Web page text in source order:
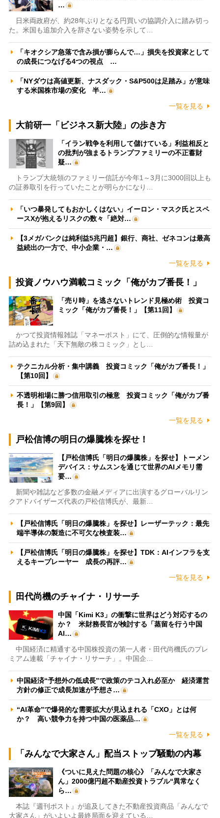
…
日米両政府が、約28年ぶりとなる円買いの協調介入に踏み切っ
た。米国も追加介入を辞さない姿勢を示して…
「キオクシア急落で含み損が膨らんで…」損失を投資家として
の成長につなげる4つの視点 …
「NYダウは高値更新、ナスダック・S&P500は足踏み」が意味
する米国株市場の変化 半…
一覧を見る
大前研一「ビジネス新大陸」の歩き方
「イラン戦争を利用して儲けている」利益相反と
の批判が強まるトランプファミリーの不正蓄財
疑…
トランプ大統領のファミリー信託が今年1～3月に3000回以上も
の証券取引を行っていたことが明らかになり…
「いつ暴発してもおかしくはない」イーロン・マスク氏とスペ
ースXが抱えるリスクの数々「絶対…
【3メガバンクは純利益5兆円超】銀行、商社、ゼネコンは最高
益続出の一方で、中小企業・…
一覧を見る
投資ノウハウ満載コミック「俺がカブ番長！」
「売り時」を逃さないトレンド見極め術 投資コ
ミック「俺がカブ番長！」【第11回】
かつて投資情報雑誌「マネーポスト」にて、圧倒的な情報量が
詰め込まれた「天下無敵の株コミック」とし…
テクニカル分析・集中講義 投資コミック「俺がカブ番長！」
【第10回】
不透明相場に勝つ信用取引の極意 投資コミック「俺がカブ番
長！」【第9回】
一覧を見る
戸松信博の明日の爆騰株を探せ！
【戸松信博氏「明日の爆騰株」を探せ】トーメン
デバイス：サムスンを通じて世界のAIメモリ需
要…
新聞や雑誌など多数の金融メディアに出演するグローバルリン
クアドバイザーズ代表の戸松信博氏が、最新…
【戸松信博氏「明日の爆騰株」を探せ】レーザーテック：最先
端半導体の製造に不可欠な検査装…
【戸松信博氏「明日の爆騰株」を探せ】TDK：AIインフラを支
えるキープレーヤー 成長の再評…
一覧を見る
田代尚機のチャイナ・リサーチ
中国「Kimi K3」の衝撃に世界はどう対応するの
か？ 米財務長官が検討する「蒸留を行う中国
AI…
中国経済に精通する中国株投資の第一人者・田代尚機氏のプレ
ミアム連載「チャイナ・リサーチ」。中国企…
中国経済“予想外の低成長”で政策のテコ入れ必至か 経済運営
方針の修正で成長加速が予想さ…
“AI革命”で爆発的な需要拡大が見込まれる「CXO」とは何
か？ 高い競争力を持つ中国の医薬品…
一覧を見る
「みんなで大家さん」配当ストップ騒動の内幕
《ついに見えた問題の核心》「みんなで大家さ
ん」2000億円超不動産投資トラブル“異常なく
ら…
本誌『週刊ポスト』が追及してきた不動産投資商品「みんなで
大家さん」がいよいよ最終局面を迎えている…